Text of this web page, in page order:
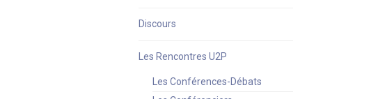
Discours
Les Rencontres U2P
Les Conférences-Débats